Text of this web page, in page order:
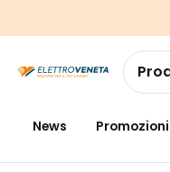
navigazionealla
pagina
News Promozioni